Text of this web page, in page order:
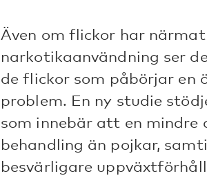
Även om flickor har
narkotikaanvändning ser
de flickor som påbörjar en
problem. En ny studie
som innebär att en
behandling än pojkar,
besvärligare